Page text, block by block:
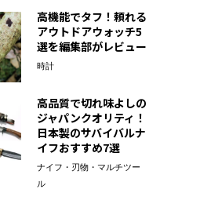
高機能でタフ！頼れる
アウトドアウォッチ5
選を編集部がレビュー
時計
高品質で切れ味よしの
ジャパンクオリティ！
日本製のサバイバルナ
イフおすすめ7選
ナイフ・刃物・マルチツー
ル